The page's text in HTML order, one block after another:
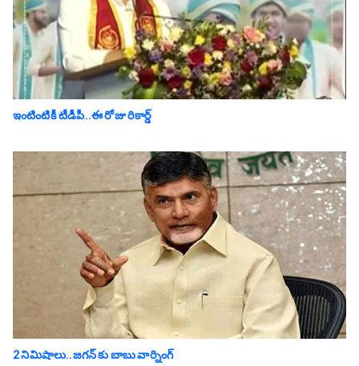
ఇంటింటికీ టీడీపీ..ఈ రోజు రికార్డ్
2 నిమిషాలు..జగన్ కు బాబు వార్నింగ్